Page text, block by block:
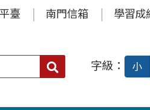
臺 南門信箱 學習成
搜
字級： 小